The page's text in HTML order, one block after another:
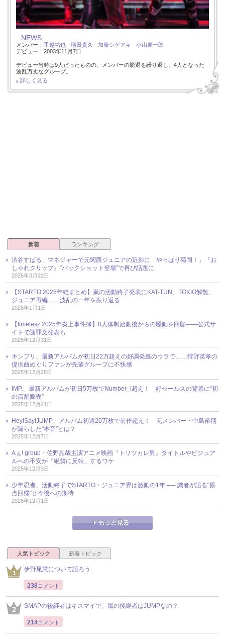
NEWS
メンバー： 手越祐也 増田貴久 加藤シゲアキ
小山慶一郎
デビュー：2003年11月7日
デビュー当時は9人だったものの、メンバーの脱退を繰り返し、4人となった
波乱万丈なグループ。
詳しく見る
新着 ランキング
渋谷すばる、マネジャーで元関西ジュニアの近影に「やっぱり菊岡！」『お
しゃれクリップ』“バックショット登場”で再び話題に
2026年3月22日
【STARTO 2025年総まとめ】嵐の活動終了発表にKAT-TUN、TOKIO解散、
ジュニア再編……波乱の一年を振り返る
2026年1月1日
【timelesz 2025年炎上事件簿】8人体制始動後からの騒動を回顧――公式サ
イトで謝罪文発表も
2025年12月31日
キンプリ、最新アルバムが初日22万超えの好調発進のウラで……狩野英孝の
提供曲めぐりファンが先輩グループに不快感
2025年12月28日
IMP.、最新アルバムが初日5万枚でNumber_i超え！ 好セールスの背景に“初
の店舗販売”
2025年12月21日
Hey!Say!JUMP、アルバム初週20万枚で前作超え！ 元メンバー・中島裕翔
が漏らした“本音”とは？
2025年12月7日
Aぇ! group・佐野晶哉主演アニメ映画『トリツカレ男』タイトルやビジュア
ルへの不安が「絶賛に反転」するワケ
2025年12月3日
少年忍者、活動終了でSTARTO・ジュニア界は激動の1年 ── 識者が語る“原
点回帰”と今後への期待
2025年12月1日
人気トピック 新着トピック
伊野尾慧について語ろう
238コメント
SMAPの後継者はキスマイで、嵐の後継者はJUMPなの？
214コメント